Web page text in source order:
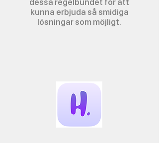
dessa regelbundet för att
kunna erbjuda så smidiga
lösningar som möjligt.